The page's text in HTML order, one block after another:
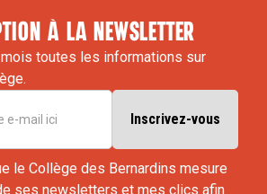
à la newsletter
mois toutes les informations sur
le Collège des Bernardins mesure
ses newsletters et mes clics afin